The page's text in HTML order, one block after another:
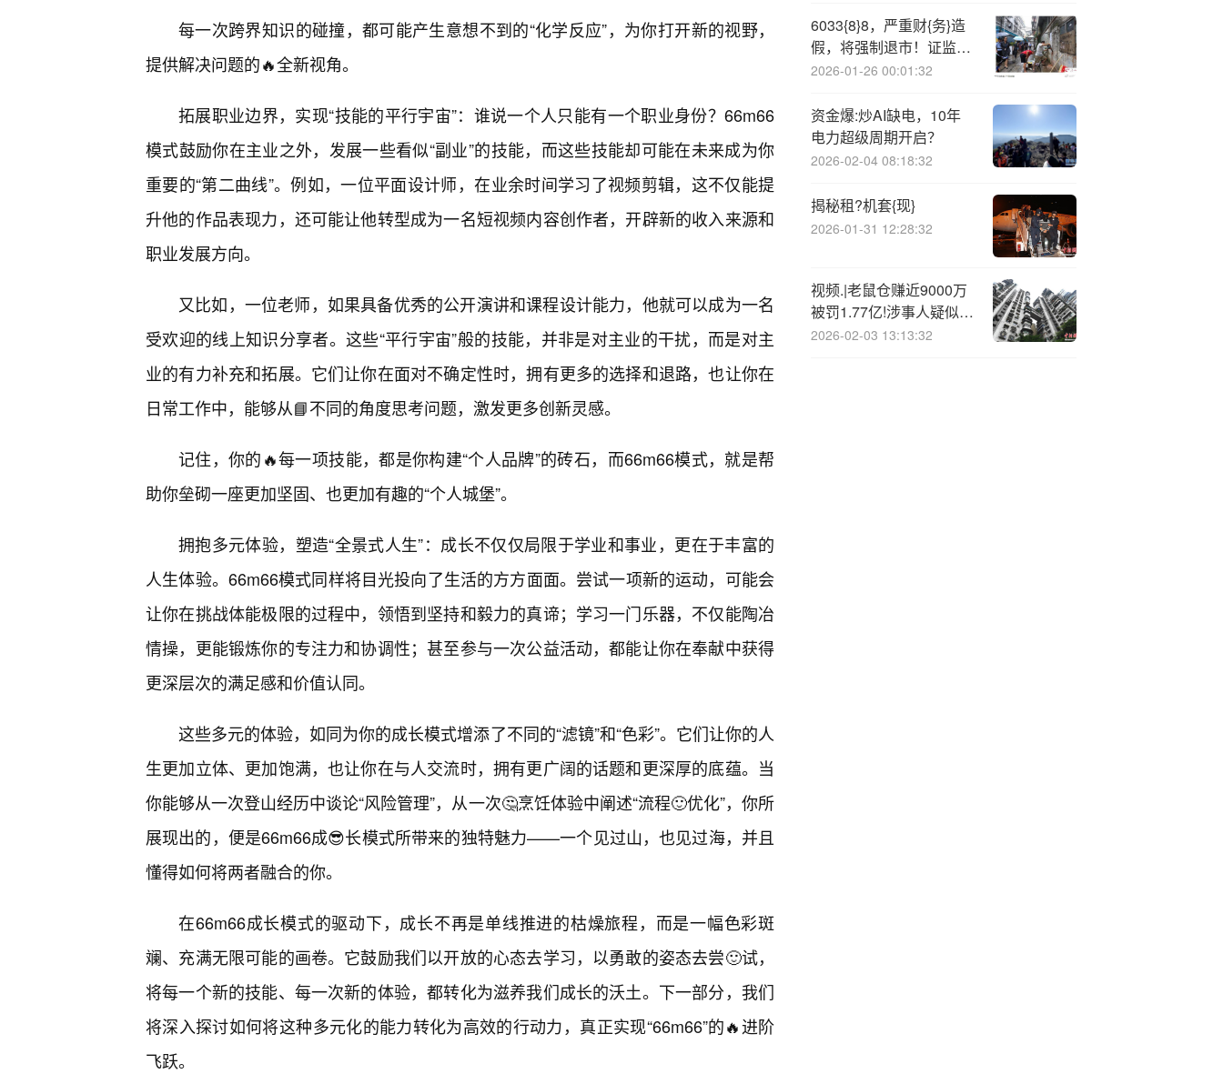
每一次跨界知识的碰撞，都可能产生意想不到的“化学反应”，为你打开新的视野，
提供解决问题的🔥全新视角。
拓展职业边界，实现“技能的平行宇宙”：谁说一个人只能有一个职业身份？66m66
模式鼓励你在主业之外，发展一些看似“副业”的技能，而这些技能却可能在未来成为你
重要的“第二曲线”。例如，一位平面设计师，在业余时间学习了视频剪辑，这不仅能提
升他的作品表现力，还可能让他转型成为一名短视频内容创作者，开辟新的收入来源和
职业发展方向。
又比如，一位老师，如果具备优秀的公开演讲和课程设计能力，他就可以成为一名
受欢迎的线上知识分享者。这些“平行宇宙”般的技能，并非是对主业的干扰，而是对主
业的有力补充和拓展。它们让你在面对不确定性时，拥有更多的选择和退路，也让你在
日常工作中，能够从📘不同的角度思考问题，激发更多创新灵感。
记住，你的🔥每一项技能，都是你构建“个人品牌”的砖石，而66m66模式，就是帮
助你垒砌一座更加坚固、也更加有趣的“个人城堡”。
拥抱多元体验，塑造“全景式人生”：成长不仅仅局限于学业和事业，更在于丰富的
人生体验。66m66模式同样将目光投向了生活的方方面面。尝试一项新的运动，可能会
让你在挑战体能极限的过程中，领悟到坚持和毅力的真谛；学习一门乐器，不仅能陶冶
情操，更能锻炼你的专注力和协调性；甚至参与一次公益活动，都能让你在奉献中获得
更深层次的满足感和价值认同。
这些多元的体验，如同为你的成长模式增添了不同的“滤镜”和“色彩”。它们让你的人
生更加立体、更加饱满，也让你在与人交流时，拥有更广阔的话题和更深厚的底蕴。当
你能够从一次登山经历中谈论“风险管理”，从一次🤔烹饪体验中阐述“流程🙂优化”，你所
展现出的，便是66m66成😎长模式所带来的独特魅力——一个见过山，也见过海，并且
懂得如何将两者融合的你。
在66m66成长模式的驱动下，成长不再是单线推进的枯燥旅程，而是一幅色彩斑
斓、充满无限可能的画卷。它鼓励我们以开放的心态去学习，以勇敢的姿态去尝🙂试，
将每一个新的技能、每一次新的体验，都转化为滋养我们成长的沃土。下一部分，我们
将深入探讨如何将这种多元化的能力转化为高效的行动力，真正实现“66m66”的🔥进阶
飞跃。
6033{8}8，严重财{务}造
假，将强制退市！证监会
严肃查处！
2026-01-26 00:01:32
资金爆:炒AI缺电，10年
电力超级周期开启？
2026-02-04 08:18:32
揭秘租?机套{现}
2026-01-31 12:28:32
视频.|老鼠仓赚近9000万
被罚1.77亿!涉事人疑似量
化大佬梁文锋旗下核心IT
2026-02-03 13:13:32